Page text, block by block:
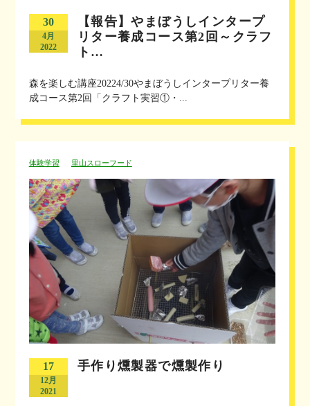
30
4月
2022
【報告】やまぼうしインタープ
リター養成コース第2回～クラフ
ト…
森を楽しむ講座20224/30やまぼうしインタープリター養
成コース第2回「クラフト実習①・...
体験学習 里山スローフード
17
12月
2021
手作り燻製器で燻製作り